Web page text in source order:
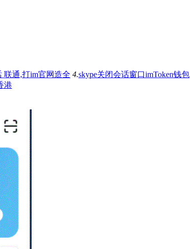
联通,打im官网造全 4.skype关闭会话窗口imToken钱包
港